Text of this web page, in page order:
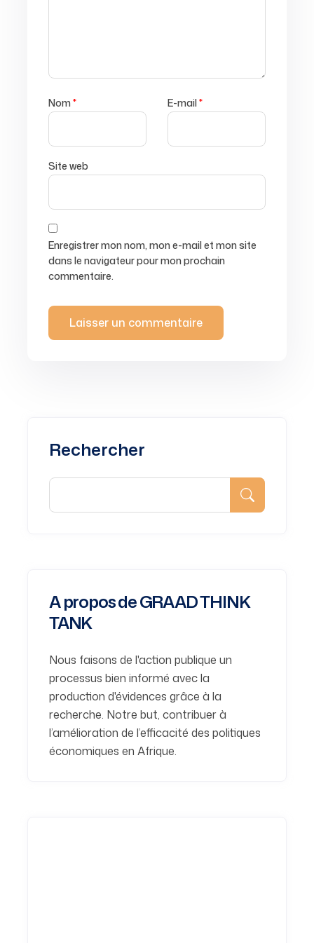
Nom* E-mail*
Site web
Enregistrer mon nom, mon e-mail et mon site
dans le navigateur pour mon prochain
commentaire.
Rechercher
A propos de GRAAD THINK
TANK
Nous faisons de l'action publique un
processus bien informé avec la
production d'évidences grâce à la
recherche. Notre but, contribuer à
l’amélioration de l’efficacité des politiques
économiques en Afrique.